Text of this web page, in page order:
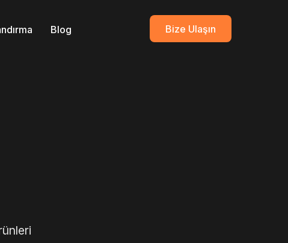
Blog Bize Ulaşın